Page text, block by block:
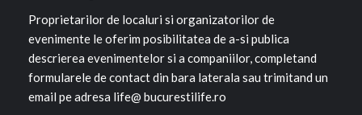
Proprietarilor de localuri si organizatorilor de
evenimente le oferim posibilitatea de a-si publica
descrierea evenimentelor si a companiilor, completand
formularele de contact din bara laterala sau trimitand un
email pe adresa life@ bucurestilife.ro